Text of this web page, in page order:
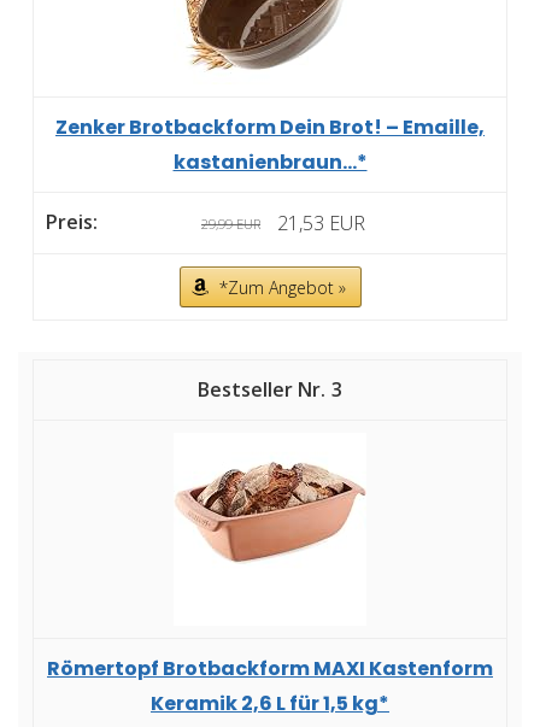
Zenker Brotbackform Dein Brot! – Emaille,
kastanienbraun...*
29,99 EUR 21,53 EUR
*Zum Angebot »
3
Römertopf Brotbackform MAXI Kastenform
Keramik 2,6 L für 1,5 kg*